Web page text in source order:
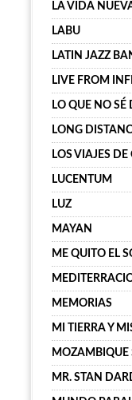
LA VIDA
LABU
LATIN JAZZ
LIVE FROM
LO QUE NO SÉ
LONG
LOS VIAJES DE
LUCENTUM
LUZ
MAYAN
ME QUITO EL
MEMORIAS
MI TIERRA Y
MOZAMBIQUE
MR. STAN